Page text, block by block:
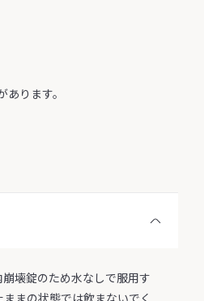
ります。
壊錠のため水なしで服用す
まの状態では飲まないでく